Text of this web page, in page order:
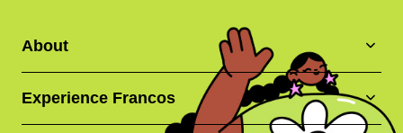
About
Experience Francos